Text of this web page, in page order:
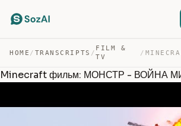
HOME / TRANSCRIPTS /
FILM &
TV
/
Minecraft фильм: МОНСТР - ВОЙНА